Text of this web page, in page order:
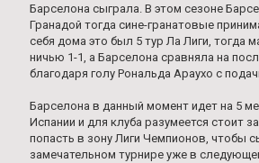
Барселона сыграла. В этом сезоне
Гранадой тогда сине-гранатовые
себя дома это был 5 тур Ла Лиги, тогда
ничью 1-1, а Барселона сравняла на
благодаря голу Рональда Араухо с
Барселона в данный момент идет на 5
Испании и для клуба разумеется стоит
попасть в зону Лиги Чемпионов, чтобы
замечательном турнире уже в